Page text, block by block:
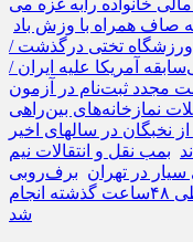
خانواده را
صاف همراه با وزش باد
تختی درگذشت /
آمریکا علیه ایران /
مجدد ثبت‌نام در آزمون
نمازخانه‌های بین‌راهی
نخبگان در سالهای اخیر
بمب نقل و انتقالات نیم
در تهران برف‌روبی
۹۲۰۰ کیلومتر از راه‌های استان اصفهان طی ۴۸ساعت گذشته انجام
شد